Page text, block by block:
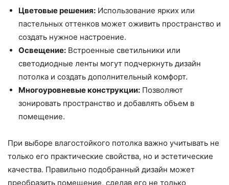
Цветовые решения: Использование ярких или
пастельных оттенков может оживить пространство и
создать нужное настроение.
Освещение: Встроенные светильники или
светодиодные ленты могут подчеркнуть дизайн
потолка и создать дополнительный комфорт.
Многоуровневые конструкции: Позволяют
зонировать пространство и добавлять объем в
помещение.
При выборе влагостойкого потолка важно учитывать не
только его практические свойства, но и эстетические
качества. Правильно подобранный дизайн может
преобразить помещение, сделав его не только